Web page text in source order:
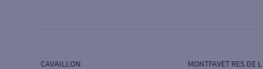
CAVAILLON MONTFAVET RES DE